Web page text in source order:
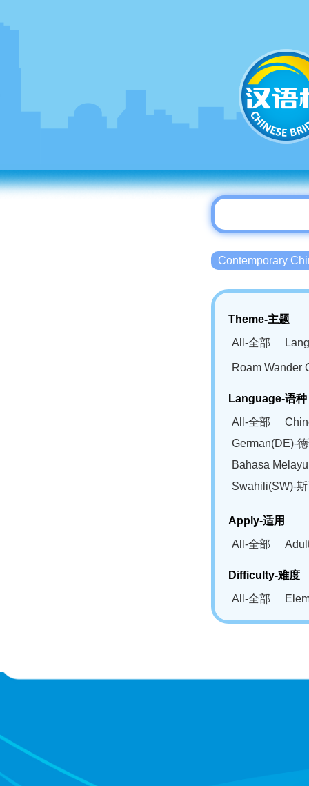
Contemporary
Theme-主题
All-全部
Roam Wander
Language-语种
All-全部
German(DE)-
Bahasa
Swahili(SW)-
Apply-适用
All-全部
Difficulty-难度
All-全部